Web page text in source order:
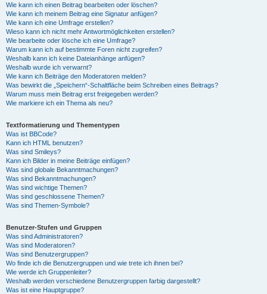
Wie kann ich einen Beitrag bearbeiten oder löschen?
Wie kann ich meinem Beitrag eine Signatur anfügen?
Wie kann ich eine Umfrage erstellen?
Wieso kann ich nicht mehr Antwortmöglichkeiten erstellen?
Wie bearbeite oder lösche ich eine Umfrage?
Warum kann ich auf bestimmte Foren nicht zugreifen?
Weshalb kann ich keine Dateianhänge anfügen?
Weshalb wurde ich verwarnt?
Wie kann ich Beiträge den Moderatoren melden?
Was bewirkt die „Speichern“-Schaltfläche beim Schreiben eines Beitrags?
Warum muss mein Beitrag erst freigegeben werden?
Wie markiere ich ein Thema als neu?
Textformatierung und Thementypen
Was ist BBCode?
Kann ich HTML benutzen?
Was sind Smileys?
Kann ich Bilder in meine Beiträge einfügen?
Was sind globale Bekanntmachungen?
Was sind Bekanntmachungen?
Was sind wichtige Themen?
Was sind geschlossene Themen?
Was sind Themen-Symbole?
Benutzer-Stufen und Gruppen
Was sind Administratoren?
Was sind Moderatoren?
Was sind Benutzergruppen?
Wo finde ich die Benutzergruppen und wie trete ich ihnen bei?
Wie werde ich Gruppenleiter?
Weshalb werden verschiedene Benutzergruppen farbig dargestellt?
Was ist eine Hauptgruppe?